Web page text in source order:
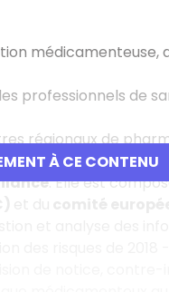
À CE CONTENU
médicamenteuse,
professionnels de
régionaux de
. Elle est